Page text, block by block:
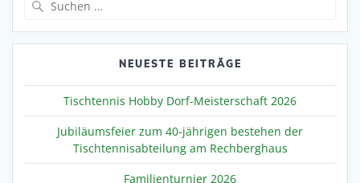
NEUESTE BEITRÄGE
Tischtennis Hobby Dorf-Meisterschaft 2026
Jubiläumsfeier zum 40-jährigen bestehen der
Tischtennisabteilung am Rechberghaus
Familienturnier 2026